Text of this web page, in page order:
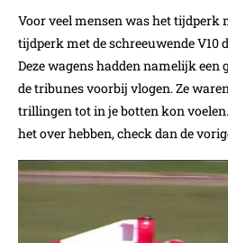
Voor veel mensen was het tijdperk
tijdperk met de schreeuwende V10
Deze wagens hadden namelijk een
de tribunes voorbij vlogen. Ze
trillingen tot in je botten kon
het over hebben, check dan de